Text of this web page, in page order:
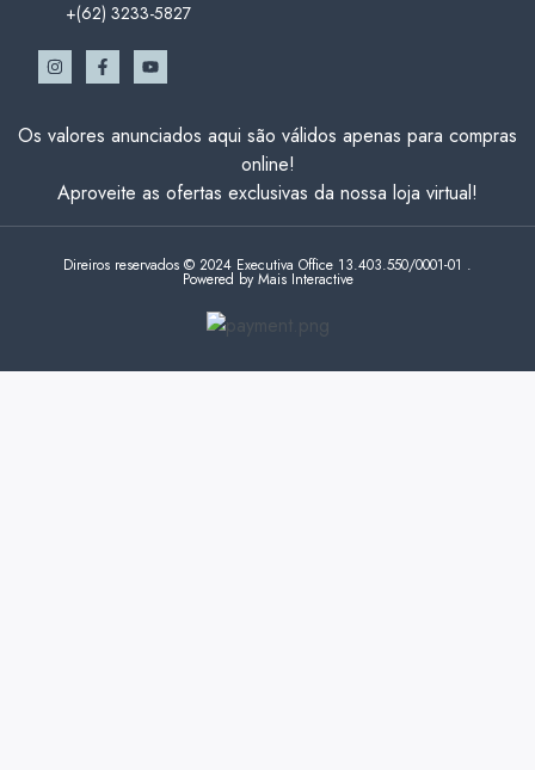
+(62) 3233-5827
Os valores anunciados aqui são válidos apenas para compras
online!
Aproveite as ofertas exclusivas da nossa loja virtual!
Direiros reservados © 2024 Executiva Office 13.403.550/0001-01 .
Powered by Mais Interactive